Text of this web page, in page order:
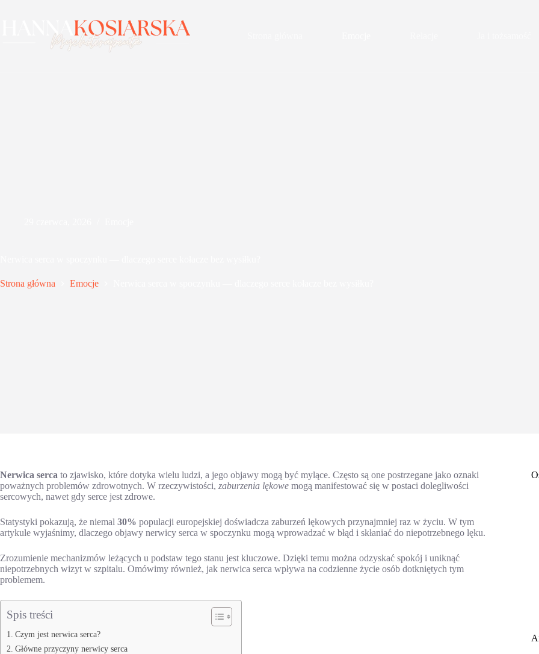
Strona główna Emocje
Nerwica serca to zjawisko, które dotyka wielu ludzi, a jego objawy mogą być mylące. Często są one postrzegane jako oznaki
poważnych problemów zdrowotnych. W rzeczywistości, zaburzenia lękowe mogą manifestować się w postaci dolegliwości
sercowych, nawet gdy serce jest zdrowe.
Statystyki pokazują, że niemal 30% populacji europejskiej doświadcza zaburzeń lękowych przynajmniej raz w życiu. W tym
artykule wyjaśnimy, dlaczego objawy nerwicy serca w spoczynku mogą wprowadzać w błąd i skłaniać do niepotrzebnego lęku.
Zrozumienie mechanizmów leżących u podstaw tego stanu jest kluczowe. Dzięki temu można odzyskać spokój i uniknąć
niepotrzebnych wizyt w szpitalu. Omówimy również, jak nerwica serca wpływa na codzienne życie osób dotkniętych tym
problemem.
Spis treści
Czym jest nerwica serca?
Główne przyczyny nerwicy serca